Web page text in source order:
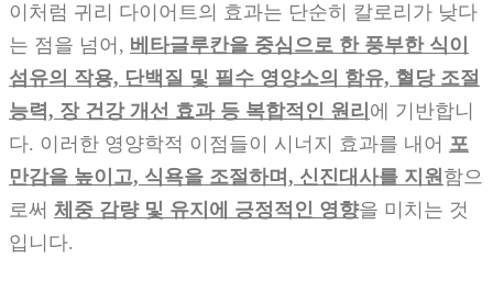
이처럼 귀리 다이어트의 효과는 단순히 칼로리가 낮다
는 점을 넘어, 베타글루칸을 중심으로 한 풍부한 식이
섬유의 작용, 단백질 및 필수 영양소의 함유, 혈당 조절
능력, 장 건강 개선 효과 등 복합적인 원리 에 기반합니
다. 이러한 영양학적 이점들이 시너지 효과를 내어 포
만감을 높이고, 식욕을 조절하며, 신진대사를 지원함으
로써 체중 감량 및 유지에 긍정적인 영향을 미치는 것
입니다.